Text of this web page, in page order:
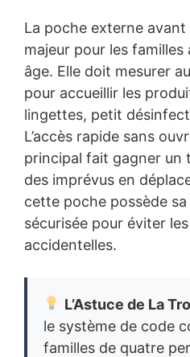
La poche externe
majeur pour les
âge. Elle doit mesurer
pour accueillir les
lingettes, petit
L’accès rapide sans
principal fait gagner un
des imprévus en
cette poche possède
sécurisée pour éviter
accidentelles.
L’Astuce de La
le système de code
familles de quatre